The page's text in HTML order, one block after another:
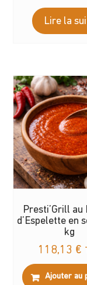
Lire la
Presti’Grill au
d’Espelette en
kg
118,13 €
Ajouter au